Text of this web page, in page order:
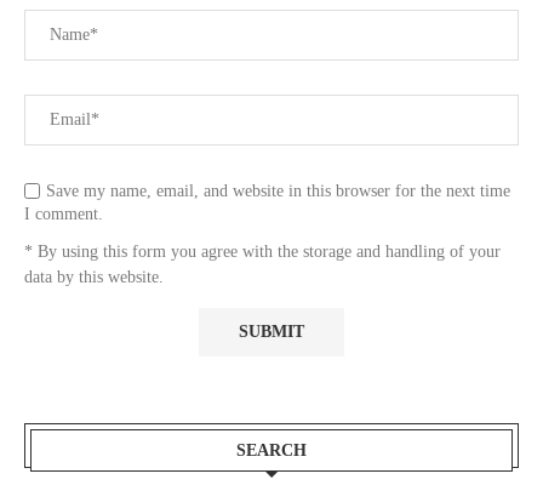
Save my name, email, and website in this browser for the next time
I comment.
* By using this form you agree with the storage and handling of your
data by this website.
SEARCH